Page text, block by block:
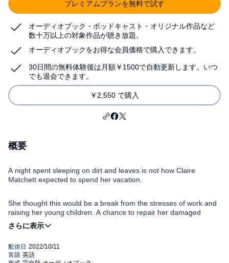
プレミアムプランを無料で試す
オーディオブック・ポッドキャスト・オリジナル作品など
数十万以上の対象作品が聴き放題。
オーディオブックをお得な会員価格で購入できます。
30日間の無料体験後は月額￥1500で自動更新します。いつ
でも退会できます。
￥2,550 で購入
概要
A night spent sleeping on dirt and leaves is not how Claire
Matchett expected to spend her vacation.
She thought this would be a break from the stresses of work and
raising her young children. A chance to repair her damaged
marriage. A week of hiking and hot tubs with two other couple
friends. It sounded like heaven.
Then Claire’s minivan breaks down on a lonely dirt road. With no